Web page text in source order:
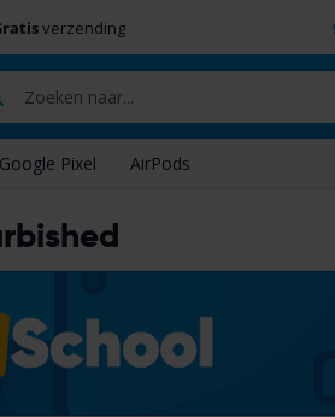
verzending
Google Pixel AirPods